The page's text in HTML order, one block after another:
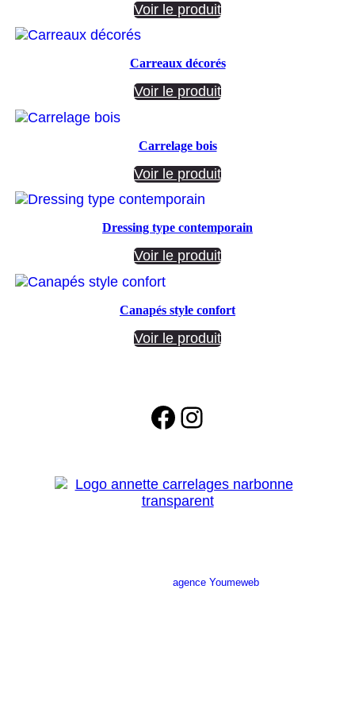
Voir le produit
Carreaux décorés
Voir le produit
Carrelage bois
Voir le produit
Dressing type contemporain
Voir le produit
Canapés style confort
Voir le produit
Facebook
Instagram
agence Youmeweb